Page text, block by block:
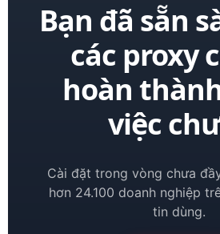
Bạn đã sẵn
các proxy
hoàn
việc
Cài đặt trong vòng chưa
hơn 24.100 doanh nghiệp
tin dùng.